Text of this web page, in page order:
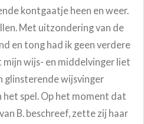
kontgaatje heen en weer.
Met uitzondering van de
en tong had ik geen verdere
wijs- en middelvinger liet
glinsterende wijsvinger
het spel. Op het moment dat
B. beschreef, zette zij haar